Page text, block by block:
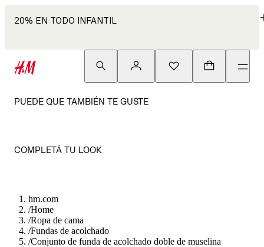
20% EN TODO INFANTIL
PUEDE QUE TAMBIÉN TE GUSTE
COMPLETÁ TU LOOK
hm.com
/Home
/Ropa de cama
/Fundas de acolchado
/Conjunto de funda de acolchado doble de muselina